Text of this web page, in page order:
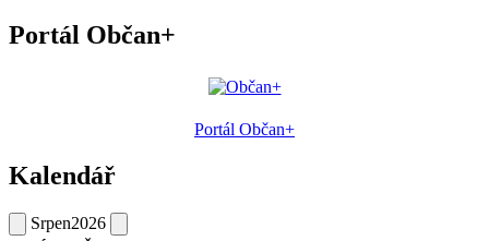
Portál Občan+
Portál Občan+
Kalendář
Srpen2026